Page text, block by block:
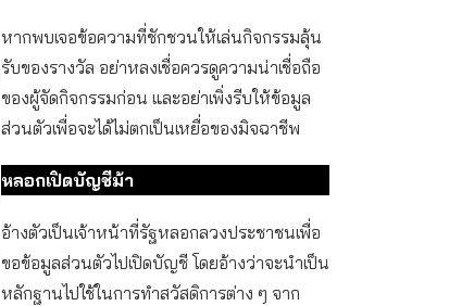
หากพบเจอข้อความที่ชักชวนให้เล่นกิจกรรมลุ้น
รับของรางวัล อย่าหลงเชื่อควรดูความน่าเชื่อถือ
ของผู้จัดกิจกรรมก่อน และอย่าเพิ่งรีบให้ข้อมูล
ส่วนตัวเพื่อจะได้ไม่ตกเป็นเหยื่อของมิจฉาชีพ
หลอกเปิดบัญชีม้า
อ้างตัวเป็นเจ้าหน้าที่รัฐหลอกลวงประชาชนเพื่อ
ขอข้อมูลส่วนตัวไปเปิดบัญชี โดยอ้างว่าจะนำเป็น
หลักฐานไปใช้ในการทำสวัสดิการต่าง ๆ จาก